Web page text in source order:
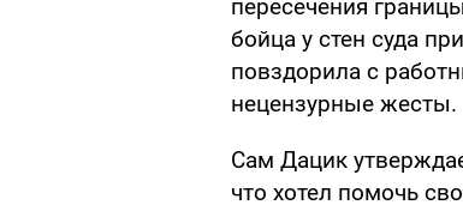
пересечения
бойца у стен суда
повздорила с
нецензурные жесты.
Сам Дацик
что хотел помочь